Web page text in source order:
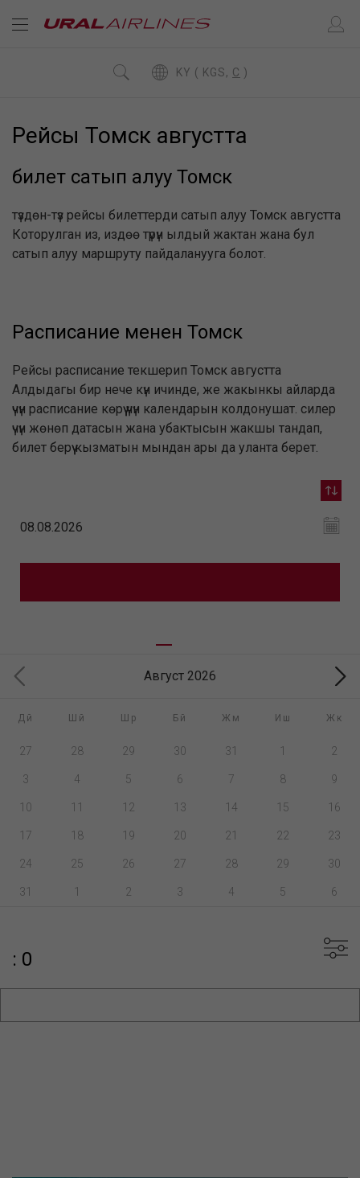
KY ( KGS, C )
Рейсы Томск августта
билет сатып алуу Томск
түздөн-түз рейсы билеттерди сатып алуу Томск августта
Которулган из, издөө түрүн ылдый жактан жана бул
сатып алуу маршруту пайдаланууга болот.
Расписание менен Томск
Рейсы расписание текшерип Томск августта
Алдыдагы бир нече күн ичинде, же жакынкы айларда
үчүн расписание көрүү үчүн календарын колдонушат. силер
үчүн жөнөп датасын жана убактысын жакшы тандап,
билет берүү кызматын мындан ары да уланта берет.
Август 2026
Дй Шй Шр Бй Жм Иш Жк
27 28 29 30 31 1 2
3 4 5 6 7 8 9
10 11 12 13 14 15 16
17 18 19 20 21 22 23
24 25 26 27 28 29 30
31 1 2 3 4 5 6
: 0